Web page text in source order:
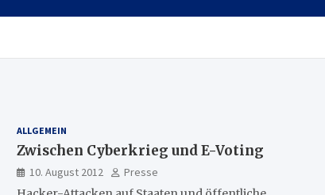
ALLGEMEIN
Zwischen Cyberkrieg und E-Voting
10. August 2012
Presse